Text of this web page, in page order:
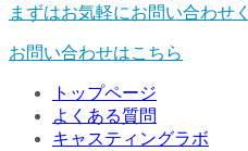
まずはお気軽にお問い合わせ
お問い合わせはこちら
トップページ
よくある質問
キャスティングラボ